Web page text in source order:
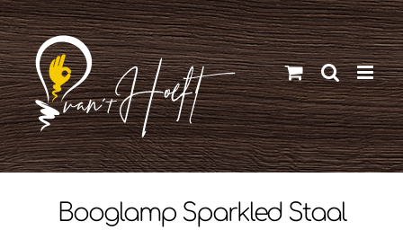
Ga
naar
inhoud
Booglamp Sparkled Staal